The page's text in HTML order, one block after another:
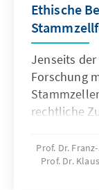
Ethische
Jenseits
Forschung
rechtliche
Fragen
Theologen
Prof. Dr.
Prof. Dr.